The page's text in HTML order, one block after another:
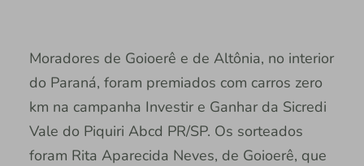
Moradores de Goioerê e de Altônia, no interior
do Paraná, foram premiados com carros zero
km na campanha Investir e Ganhar da Sicredi
Vale do Piquiri Abcd PR/SP. Os sorteados
foram Rita Aparecida Neves, de Goioerê, que